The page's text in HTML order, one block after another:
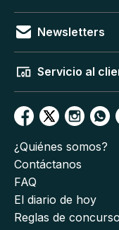
Newsletters
Servicio al
¿Quiénes somos?
Contáctanos
FAQ
El diario de hoy
Reglas de